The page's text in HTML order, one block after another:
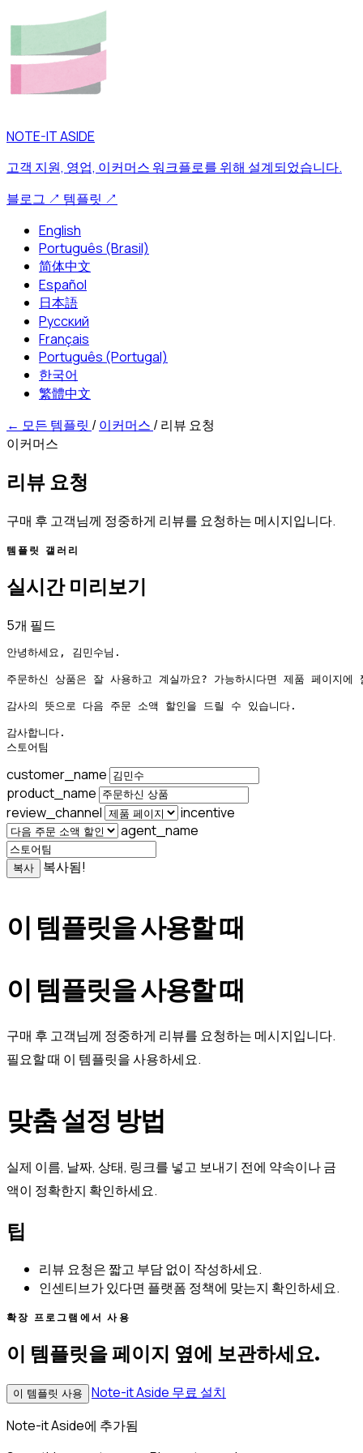
NOTE-IT ASIDE
고객 지원, 영업, 이커머스 워크플로를 위해 설계되었습니다.
블로그 ↗ 템플릿 ↗
English
Português (Brasil)
简体中文
Español
日本語
Русский
Français
Português (Portugal)
한국어
繁體中文
← 모든 템플릿 /이커머스 /리뷰 요청
이커머스
리뷰 요청
구매 후 고객님께 정중하게 리뷰를 요청하는 메시지입니다.
템플릿 갤러리
실시간 미리보기
5개 필드
안녕하세요, 김민수님.
주문하신 상품은 잘 사용하고 계실까요? 가능하시다면 제품 페이지
감사의 뜻으로 다음 주문 소액 할인을 드릴 수 있습니다.
감사합니다.
스토어팀
customer_name
product_name
review_channel
incentive
agent_name
복사 복사됨!
이 템플릿을 사용할 때
이 템플릿을 사용할 때
구매 후 고객님께 정중하게 리뷰를 요청하는 메시지입니다.
필요할 때 이 템플릿을 사용하세요.
맞춤 설정 방법
실제 이름, 날짜, 상태, 링크를 넣고 보내기 전에 약속이나 금
액이 정확한지 확인하세요.
팁
리뷰 요청은 짧고 부담 없이 작성하세요.
인센티브가 있다면 플랫폼 정책에 맞는지 확인하세요.
확장 프로그램에서 사용
이 템플릿을 페이지 옆에 보관하세요.
이 템플릿 사용
Note-it Aside 무료 설치
Note-it Aside에 추가됨